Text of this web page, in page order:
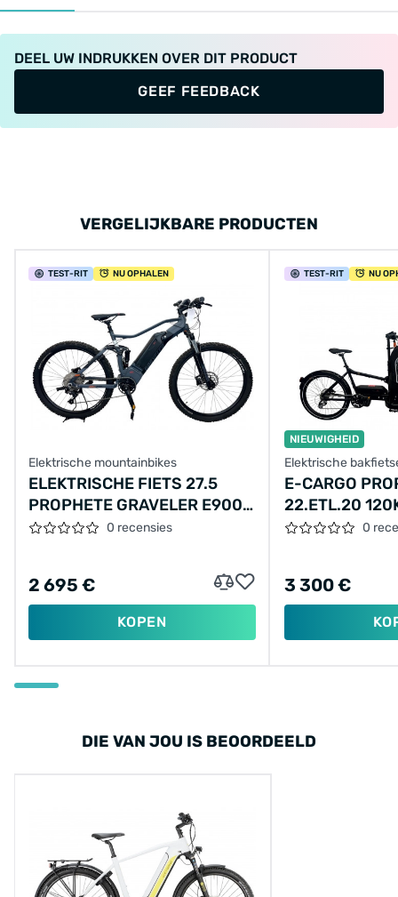
DEEL UW INDRUKKEN OVER DIT PRODUCT
GEEF FEEDBACK
VERGELIJKBARE PRODUCTEN
TEST-RIT NU OPHALEN
Elektrische mountainbikes
ELEKTRISCHE FIETS 27.5
PROPHETE GRAVELER E9000
DISC, SPORTDRIVE, 672WH
0 recensies
2 695 €
KOPEN
TEST-RIT NU
NIEUWIGHEID
Elektrische
E-CARGO
22.ETL.20
17.5AH 630WH
0
3 300 €
DIE VAN JOU IS BEOORDEELD